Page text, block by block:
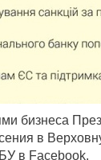
бизнеса
в
в Facebook.